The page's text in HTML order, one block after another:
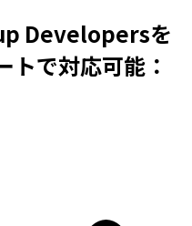
Developersを
トで対応可能：